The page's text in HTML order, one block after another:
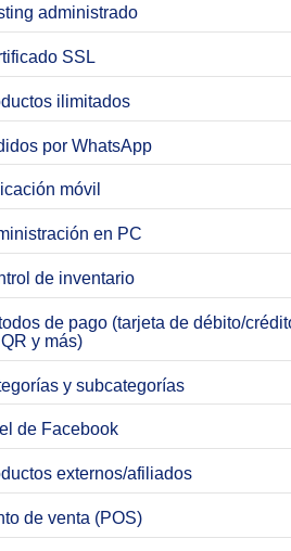
administrado
SSL
ilimitados
por WhatsApp
móvil
en PC
de inventario
de pago (tarjeta de débito/
y más)
y subcategorías
de Facebook
externos/afiliados
de venta (POS)